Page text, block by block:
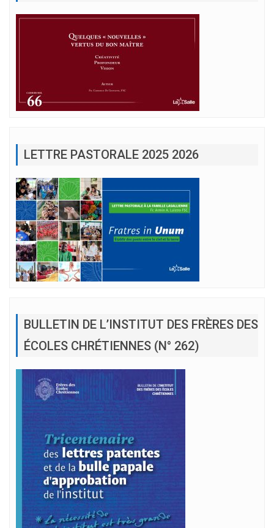
LETTRE PASTORALE 2025 2026
BULLETIN DE L’INSTITUT DES FRÈRES DES
ÉCOLES CHRÉTIENNES (N° 262)